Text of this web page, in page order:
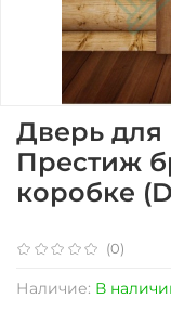
(0)
Наличие: В
Дверь для
Престиж
коробке